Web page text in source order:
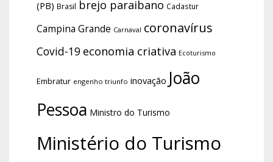
(PB) Brasil brejo paraibano Cadastur
Campina Grande Carnaval coronavírus
Covid-19 economia criativa Ecoturismo
Embratur engenho triunfo inovação João
Pessoa Ministro do Turismo
Ministério do Turismo